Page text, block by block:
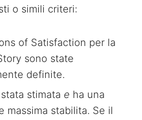
o simili criteri:
of Satisfaction per la
sono state
definite.
stimata e ha una
massima stabilita. Se il